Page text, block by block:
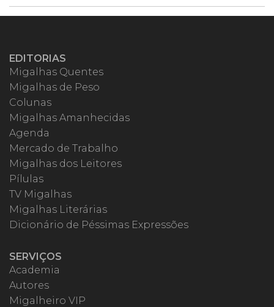
EDITORIAS
Migalhas Quentes
Migalhas de Peso
Colunas
Migalhas Amanhecidas
Agenda
Mercado de Trabalho
Migalhas dos Leitores
Pílulas
TV Migalhas
Migalhas Literárias
Dicionário de Péssimas Expressões
SERVIÇOS
Academia
Autores
Migalheiro VIP